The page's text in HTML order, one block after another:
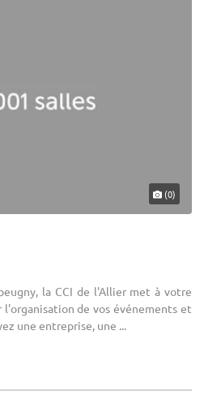
(0)
la CCI de l'Allier met à votre
l'organisation de vos événements et
une entreprise, une ...